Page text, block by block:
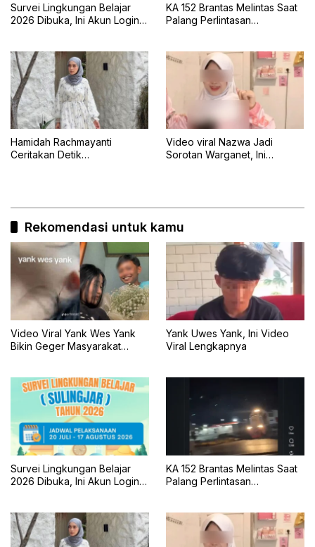
Survei Lingkungan Belajar
2026 Dibuka, Ini Akun Login,
KA 152 Brantas Melintas Saat
Palang Perlintasan
Hamidah Rachmayanti
Ceritakan Detik
Video viral Nazwa Jadi
Sorotan Warganet, Ini
Rekomendasi untuk kamu
Video Viral Yank Wes Yank
Bikin Geger Masyarakat
Yank Uwes Yank, Ini Video
Viral Lengkapnya
Survei Lingkungan Belajar
2026 Dibuka, Ini Akun Login,
KA 152 Brantas Melintas Saat
Palang Perlintasan